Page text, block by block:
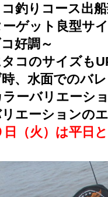
釣りコース出船
ゲット良型サ
好調～
タコのサイズも
、水面でのバ
ーバリエーシ
エーションの
日（火）は平日